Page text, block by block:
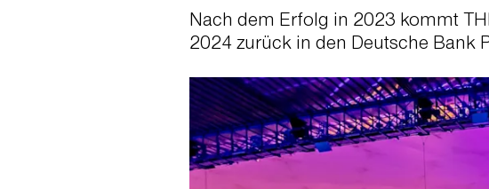
Nach dem Erfolg in 2023 kommt
2024 zurück in den Deutsche Bank